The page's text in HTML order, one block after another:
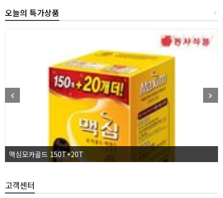
+
오늘의 특가상품
맥심모카골드 150T+20T
고객센터